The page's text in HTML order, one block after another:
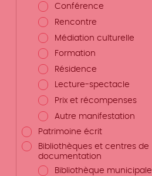
Conférence
Rencontre
Médiation culturelle
Formation
Résidence
Lecture-spectacle
Prix et récompenses
Autre manifestation
Patrimoine écrit
Bibliothèques et centres de
documentation
Bibliothèque municipale